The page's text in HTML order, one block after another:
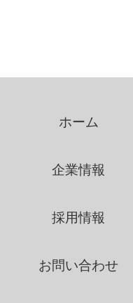
ホーム
企業情報
採用情報
お問い合わせ